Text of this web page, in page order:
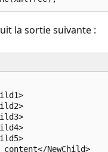
la sortie suivante :
content</NewChild>